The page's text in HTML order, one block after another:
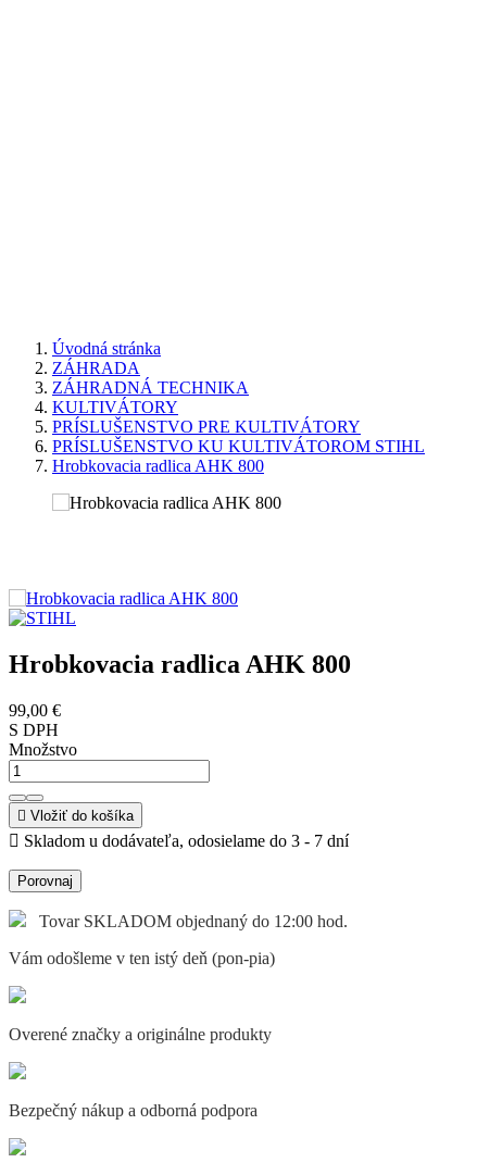
Úvodná stránka
ZÁHRADA
ZÁHRADNÁ TECHNIKA
KULTIVÁTORY
PRÍSLUŠENSTVO PRE KULTIVÁTORY
PRÍSLUŠENSTVO KU KULTIVÁTOROM STIHL
Hrobkovacia radlica AHK 800
Hrobkovacia radlica AHK 800
99,00 €
S DPH
Množstvo
 Vložiť do košíka
 Skladom u dodávateľa, odosielame do 3 - 7 dní
Porovnaj
Tovar SKLADOM objednaný do 12:00 hod.
Vám odošleme v ten istý deň (pon-pia)
Overené značky a originálne produkty
Bezpečný nákup a odborná podpora